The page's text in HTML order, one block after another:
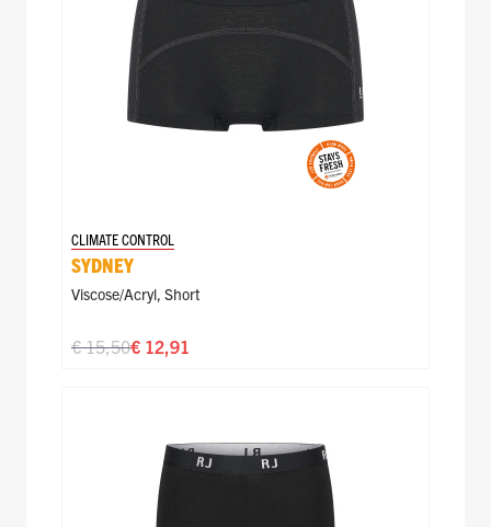
CLIMATE CONTROL
SYDNEY
Viscose/acryl, Short
€ 12,91
€ 15,50